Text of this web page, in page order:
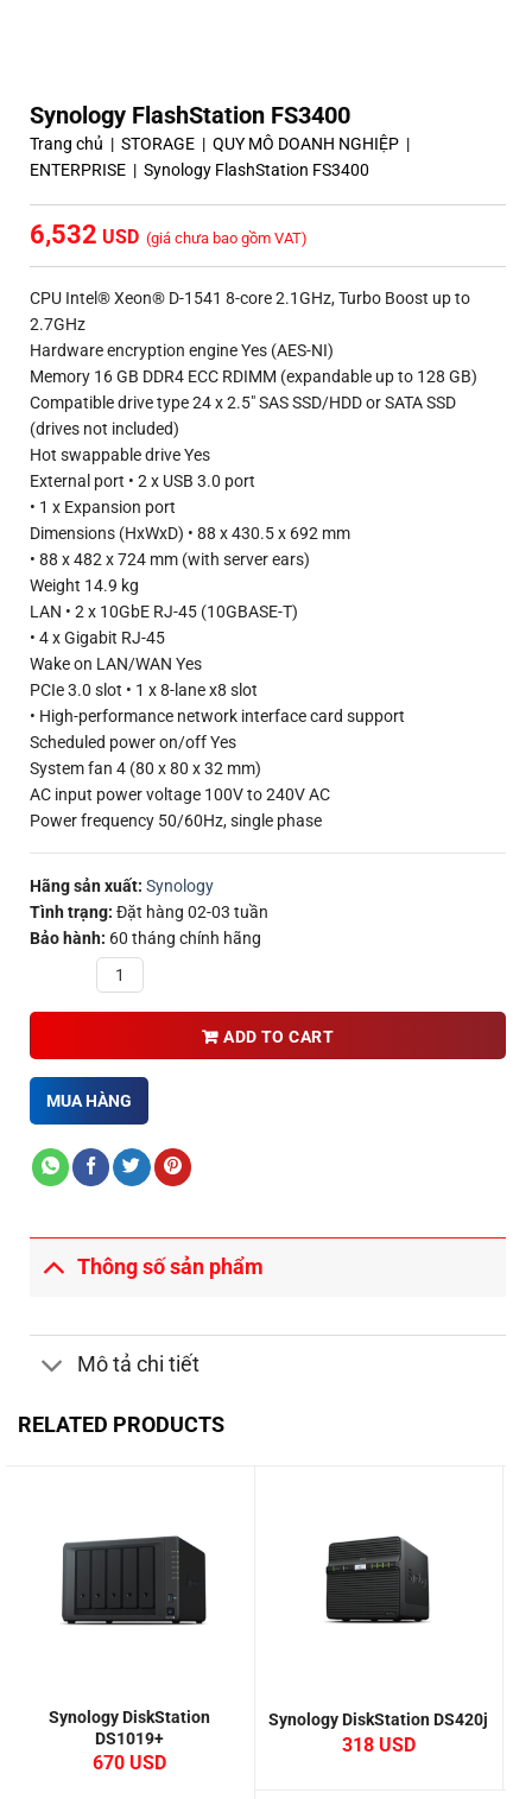
Synology FlashStation FS3400
Trang chủ | STORAGE | QUY MÔ DOANH NGHIỆP |
ENTERPRISE | Synology FlashStation FS3400
6,532 (giá chưa bao gồm VAT)
CPU Intel® Xeon® D-1541 8-core 2.1GHz, Turbo Boost up to
2.7GHz
Hardware encryption engine Yes (AES-NI)
Memory 16 GB DDR4 ECC RDIMM (expandable up to 128 GB)
Compatible drive type 24 x 2.5″ SAS SSD/HDD or SATA SSD
(drives not included)
Hot swappable drive Yes
External port • 2 x USB 3.0 port
• 1 x Expansion port
Dimensions (HxWxD) • 88 x 430.5 x 692 mm
• 88 x 482 x 724 mm (with server ears)
Weight 14.9 kg
LAN • 2 x 10GbE RJ-45 (10GBASE-T)
• 4 x Gigabit RJ-45
Wake on LAN/WAN Yes
PCIe 3.0 slot • 1 x 8-lane x8 slot
• High-performance network interface card support
Scheduled power on/off Yes
System fan 4 (80 x 80 x 32 mm)
AC input power voltage 100V to 240V AC
Power frequency 50/60Hz, single phase
Hãng sản xuất: Synology
Tình trạng: Đặt hàng 02-03 tuần
Bảo hành: 60 tháng chính hãng
ADD TO CART
MUA HÀNG
Thông số sản phẩm
Mô tả chi tiết
RELATED PRODUCTS
Synology DiskStation
DS1019+
670
Synology DiskStation DS420j
318